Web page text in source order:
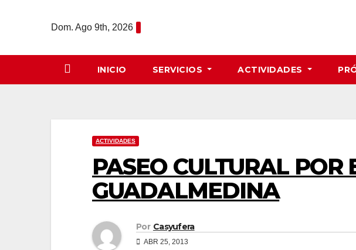
Dom. Ago 9th, 2026
INICIO SERVICIOS ACTIVIDADES
ACTIVIDADES
PASEO CULTURAL POR
GUADALMEDINA
Por Casyufera
ABR 25, 2013